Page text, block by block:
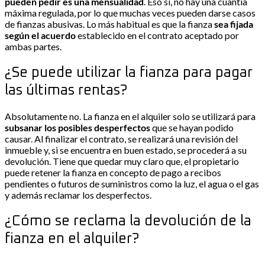
máxima regulada, por lo que muchas veces pueden darse casos
de fianzas abusivas. Lo más habitual es que la fianzasea fijada
según el acuerdoestablecido en el contrato aceptado por
ambas partes.
¿Se puede utilizar la fianza para pagar
las últimas rentas?
Absolutamente no. La fianza en el alquiler solo se utilizará para
subsanar los posibles desperfectosque se hayan podido
causar. Al finalizar el contrato, se realizará una revisión del
inmueble y, si se encuentra en buen estado, se procederá a su
devolución. Tiene que quedar muy claro que, el propietario
puede retener la fianza en concepto de pago a recibos
pendientes o futuros de suministros como la luz, el agua o el gas
y además reclamar los desperfectos.
¿Cómo se reclama la devolución de la
fianza en el alquiler?